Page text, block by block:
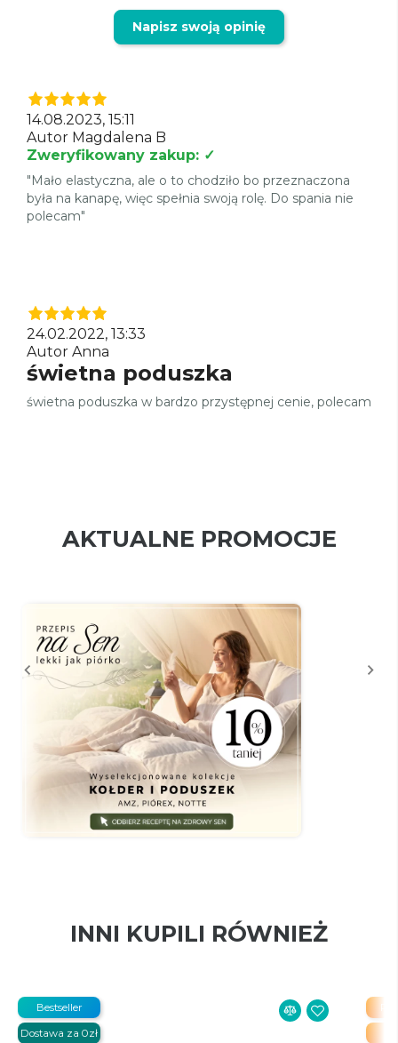
Napisz swoją opinię
14.08.2023, 15:11
Autor Magdalena B
Zweryfikowany zakup: ✓
"Mało elastyczna, ale o to chodziło bo przeznaczona
była na kanapę, więc spełnia swoją rolę. Do spania nie
polecam"
24.02.2022, 13:33
Autor Anna
świetna poduszka
świetna poduszka w bardzo przystępnej cenie, polecam
AKTUALNE PROMOCJE
INNI KUPILI RÓWNIEŻ
Bestseller
Dostawa za 0zł